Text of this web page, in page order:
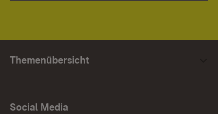
Themenübersicht
Social Media